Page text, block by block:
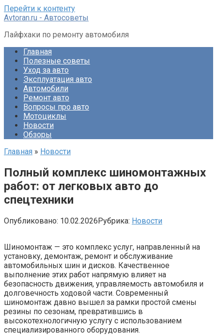
Перейти к контенту
Avtoran.ru - Автосоветы
Лайфхаки по ремонту автомобиля
Главная
Полезные советы
Уход за авто
Эксплуатация авто
Автомобили
Ремонт авто
Вопросы про авто
Мотоциклы
Новости
Обзоры
Главная » Новости
Полный комплекс шиномонтажных
работ: от легковых авто до
спецтехники
Опубликовано: 10.02.2026Рубрика: Новости
Шиномонтаж — это комплекс услуг, направленный на
установку, демонтаж, ремонт и обслуживание
автомобильных шин и дисков. Качественное
выполнение этих работ напрямую влияет на
безопасность движения, управляемость автомобиля и
долговечность ходовой части. Современный
шиномонтаж давно вышел за рамки простой смены
резины по сезонам, превратившись в
высокотехнологичную услугу с использованием
специализированного оборудования.